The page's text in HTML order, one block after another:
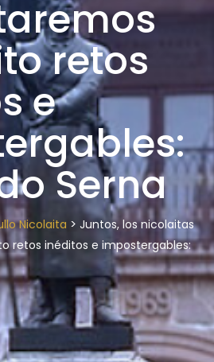
retos
e
Serna
Nicolaita > Juntos, los nicolaitas
retos inéditos e impostergables: